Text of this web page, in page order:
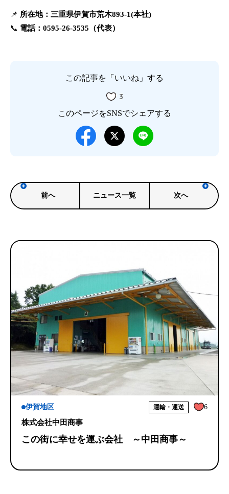
📌 所在地：三重県伊賀市荒木893-1(本社)
📞 電話：0595-26-3535（代表）
この記事を「いいね」する
3
このページをSNSでシェアする
前へ ニュース一覧 次へ
伊賀地区 運輸・運送 6
株式会社中田商事
この街に幸せを運ぶ会社 ～中田商事～